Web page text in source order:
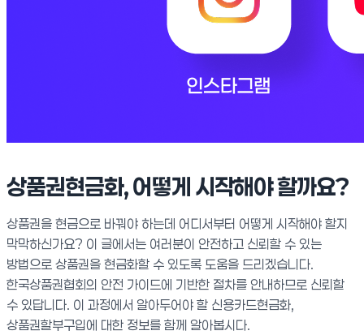
상품권현금화, 어떻게 시작해야 할까요?
상품권을 현금으로 바꿔야 하는데 어디서부터 어떻게 시작해야 할지
막막하신가요? 이 글에서는 여러분이 안전하고 신뢰할 수 있는
방법으로 상품권을 현금화할 수 있도록 도움을 드리겠습니다.
한국상품권협회의 안전 가이드에 기반한 절차를 안내하므로 신뢰할
수 있답니다. 이 과정에서 알아두어야 할 신용카드현금화,
상품권할부구입에 대한 정보를 함께 알아봅시다.